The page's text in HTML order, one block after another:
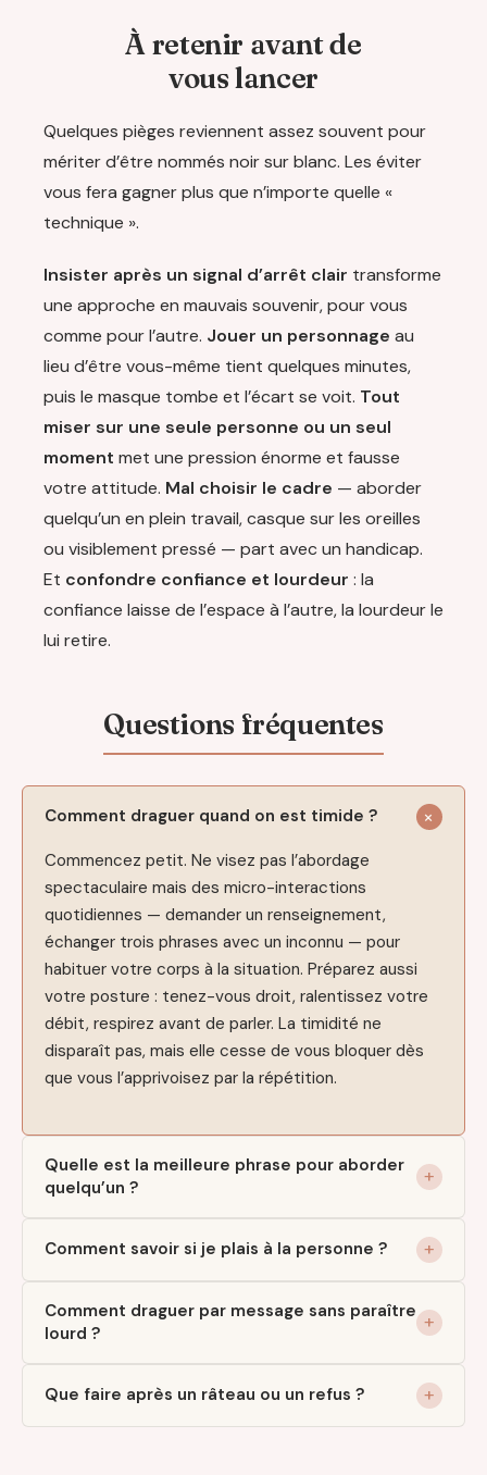
À retenir avant de
vous lancer
Quelques pièges reviennent assez souvent pour
mériter d’être nommés noir sur blanc. Les éviter
vous fera gagner plus que n’importe quelle «
technique ».
Insister après un signal d’arrêt clair transforme
une approche en mauvais souvenir, pour vous
comme pour l’autre. Jouer un personnage au
lieu d’être vous-même tient quelques minutes,
puis le masque tombe et l’écart se voit. Tout
miser sur une seule personne ou un seul
moment met une pression énorme et fausse
votre attitude. Mal choisir le cadre — aborder
quelqu’un en plein travail, casque sur les oreilles
ou visiblement pressé — part avec un handicap.
Et confondre confiance et lourdeur : la
confiance laisse de l’espace à l’autre, la lourdeur le
lui retire.
Comment draguer quand on est timide ?
Commencez petit. Ne visez pas l’abordage
spectaculaire mais des micro-interactions
quotidiennes — demander un renseignement,
échanger trois phrases avec un inconnu — pour
habituer votre corps à la situation. Préparez aussi
votre posture : tenez-vous droit, ralentissez votre
débit, respirez avant de parler. La timidité ne
disparaît pas, mais elle cesse de vous bloquer dès
que vous l’apprivoisez par la répétition.
Quelle est la meilleure phrase pour aborder
quelqu’un ?
Comment savoir si je plais à la personne ?
Comment draguer par message sans paraître
lourd ?
Que faire après un râteau ou un refus ?